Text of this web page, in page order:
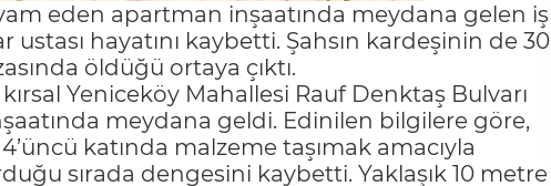
eden apartman inşaatında meydana gelen iş
ustası hayatını kaybetti. Şahsın kardeşinin de 30
öldüğü ortaya çıktı.
Yeniceköy Mahallesi Rauf Denktaş Bulvarı
meydana geldi. Edinilen bilgilere göre,
katında malzeme taşımak amacıyla
sırada dengesini kaybetti. Yaklaşık 10 metre